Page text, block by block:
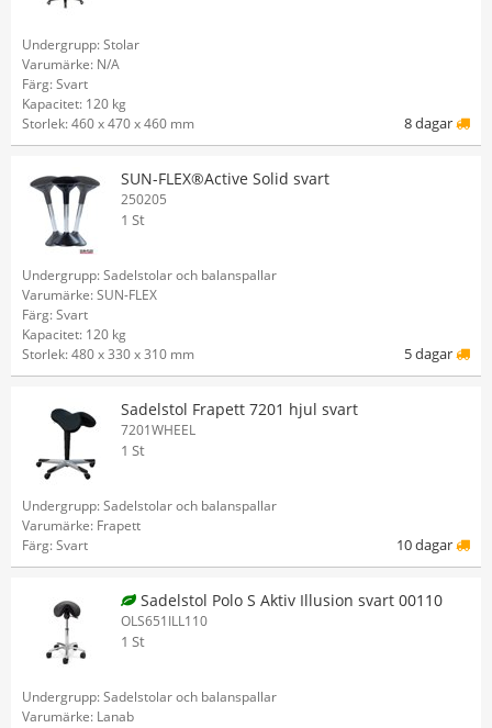
Undergrupp: Stolar
Varumärke: N/A
Färg: Svart
Kapacitet: 120 kg
Storlek: 460 x 470 x 460 mm
8 dagar
SUN-FLEX®Active Solid svart
250205
1 St
Undergrupp: Sadelstolar och balanspallar
Varumärke: SUN-FLEX
Färg: Svart
Kapacitet: 120 kg
Storlek: 480 x 330 x 310 mm
5 dagar
Sadelstol Frapett 7201 hjul svart
7201WHEEL
1 St
Undergrupp: Sadelstolar och balanspallar
Varumärke: Frapett
Färg: Svart
10 dagar
Sadelstol Polo S Aktiv Illusion svart 00110
OLS651ILL110
1 St
Undergrupp: Sadelstolar och balanspallar
Varumärke: Lanab